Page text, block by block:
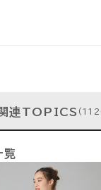
関連TOPICS (112
覧